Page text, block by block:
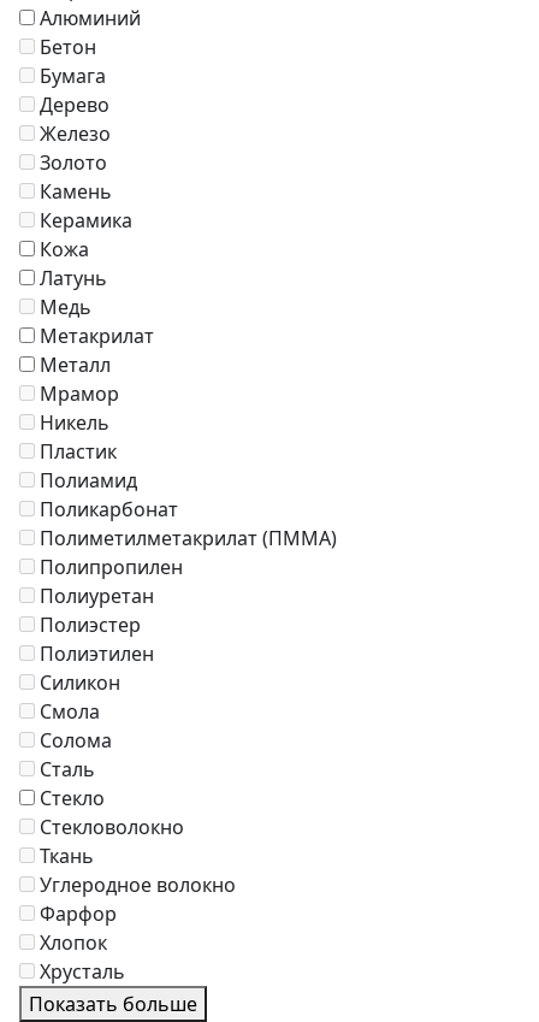
Алюминий
Бетон
Бумага
Дерево
Железо
Золото
Камень
Керамика
Кожа
Латунь
Медь
Метакрилат
Металл
Мрамор
Никель
Пластик
Полиамид
Поликарбонат
Полиметилметакрилат (ПММА)
Полипропилен
Полиуретан
Полиэстер
Полиэтилен
Силикон
Смола
Солома
Сталь
Стекло
Стекловолокно
Ткань
Углеродное волокно
Фарфор
Хлопок
Хрусталь
Показать больше